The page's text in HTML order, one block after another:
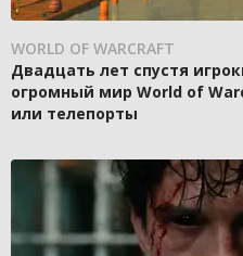
WORLD OF WARCRAFT
Двадцать лет спустя
огромный мир World of
или телепорты